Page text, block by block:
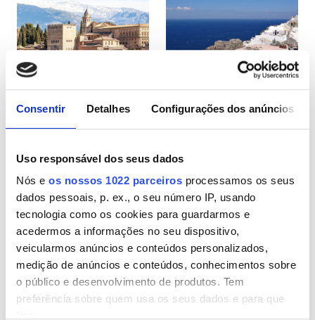
Consentir Detalhes Configurações dos anúncios
Uso responsável dos seus dados
Nós e os nossos 1022 parceiros processamos os seus
dados pessoais, p. ex., o seu número IP, usando
tecnologia como os cookies para guardarmos e
acedermos a informações no seu dispositivo,
veicularmos anúncios e conteúdos personalizados,
medição de anúncios e conteúdos, conhecimentos sobre
o público e desenvolvimento de produtos. Tem
preferência sobre quem usa os seus dados e para que
Pacientes com HIV
Pacientes com Hepatite B
CESD
Instalações
Refeições
Wi-Fi Gratuito
Ecrãs de televisão
Transferência Gratuita
Espanha Grécia